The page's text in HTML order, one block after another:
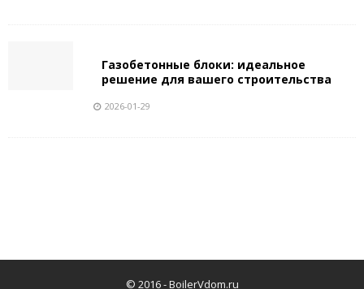
Газобетонные блоки: идеальное
решение для вашего строительства
2026-01-29
© 2016 -BoilerVdom.ru